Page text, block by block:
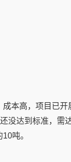
本高，项目已
没达到标准，需
吨。